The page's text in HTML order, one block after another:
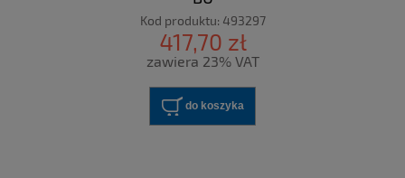
Kod produktu: 493297
417,70 zł
zawiera 23% VAT
do koszyka